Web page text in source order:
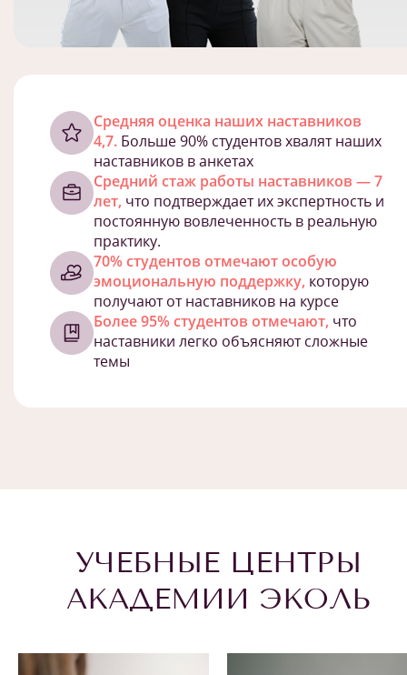
Cредняя оценка наших наставников
4,7. Больше 90% студентов хвалят наших
наставников в анкетах
Средний стаж работы наставников — 7
лет, что подтверждает их экспертность и
постоянную вовлеченность в реальную
практику.
70% студентов отмечают особую
эмоциональную поддержку, которую
получают от наставников на курсе
Более 95% студентов отмечают, что
наставники легко объясняют сложные
темы
УЧЕБНЫЕ ЦЕНТРЫ
АКАДЕМИИ ЭКОЛЬ